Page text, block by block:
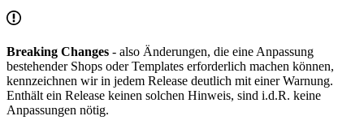
Breaking Changes - also Änderungen, die eine Anpassung
bestehender Shops oder Templates erforderlich machen können,
kennzeichnen wir in jedem Release deutlich mit einer Warnung.
Enthält ein Release keinen solchen Hinweis, sind i.d.R. keine
Anpassungen nötig.